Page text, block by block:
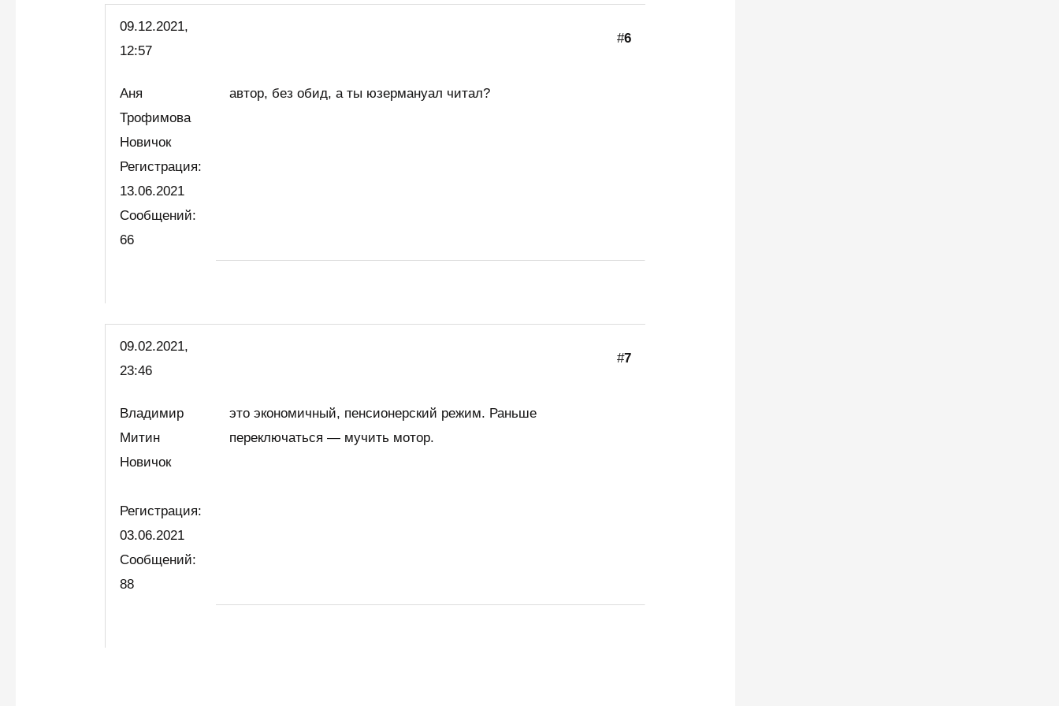
09.12.2021,
12:57
#6
Аня
Трофимова
Новичок
Регистрация:
13.06.2021
Сообщений:
66
автор, без обид, а ты юзермануал читал?
09.02.2021,
23:46
#7
Владимир
Митин
Новичок
Регистрация:
03.06.2021
Сообщений:
88
это экономичный, пенсионерский режим. Раньше
переключаться — мучить мотор.